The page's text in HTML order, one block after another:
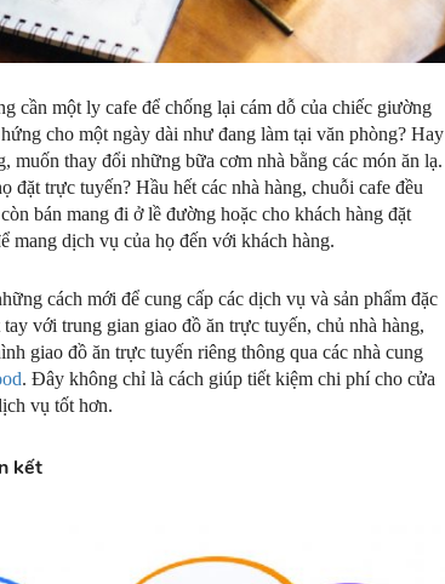
cần một ly cafe để chống lại cám dỗ của chiếc giường
cho một ngày dài như đang làm tại văn phòng? Hay
thay đổi những bữa cơm nhà bằng các món ăn lạ.
đặt trực tuyến? Hầu hết các nhà hàng, chuỗi cafe đều
bán mang đi ở lề đường hoặc cho khách hàng đặt
mang dịch vụ của họ đến với khách hàng.
cách mới để cung cấp các dịch vụ và sản phẩm đặc
với trung gian giao đồ ăn trực tuyến, chủ nhà hàng,
giao đồ ăn trực tuyến riêng thông qua các nhà cung
. Đây không chỉ là cách giúp tiết kiệm chi phí cho cửa
vụ tốt hơn.
kết